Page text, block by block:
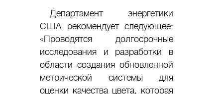
Департамент энергетики
США рекомендует следующее:
«Проводятся долгосрочные
исследования и разработки в
области создания обновленной
метрической системы для
оценки качества цвета, которая